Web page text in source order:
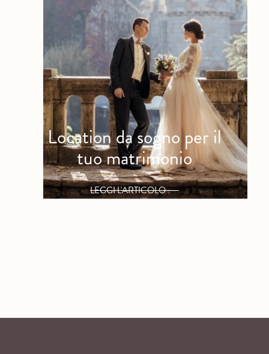
Location da sogno per il
tuo matrimonio
LEGGI L'ARTICOLO